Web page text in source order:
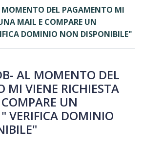
MOMENTO DEL PAGAMENTO MI
MAIL E COMPARE UN
DOMINIO NON DISPONIBILE"
AL MOMENTO DEL
MI VIENE RICHIESTA
UN
VERIFICA DOMINIO